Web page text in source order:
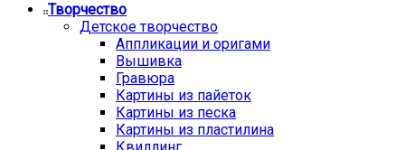
Творчество
Детское творчество
Аппликации и оригами
Вышивка
Гравюра
Картины из пайеток
Картины из песка
Картины из пластилина